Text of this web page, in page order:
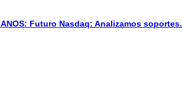
Futuro Nasdaq: Analizamos soportes.